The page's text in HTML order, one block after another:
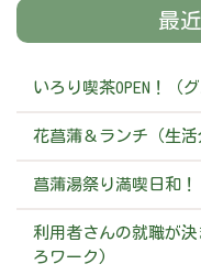
最
いろり喫茶OPEN！（
花菖蒲＆ランチ（生活
菖蒲湯祭り満喫日和！
利用者さんの就職が
ろワーク)